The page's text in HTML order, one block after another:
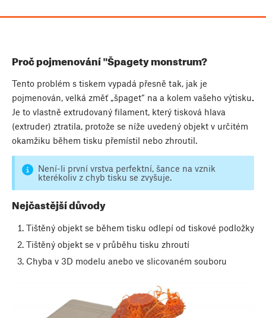
Proč pojmenování "Špagety monstrum?
Tento problém s tiskem vypadá přesně tak, jak je
pojmenován, velká změť „špaget“ na a kolem vašeho výtisku.
Je to vlastně extrudovaný filament, který tisková hlava
(extruder) ztratila, protože se níže uvedený objekt v určitém
okamžiku během tisku přemístil nebo zhroutil.
Není-li první vrstva perfektní, šance na vznik
kterékoliv z chyb tisku se zvyšuje.
Nejčastější důvody
Tištěný objekt se během tisku odlepí od tiskové podložky
Tištěný objekt se v průběhu tisku zhroutí
Chyba v 3D modelu anebo ve slicovaném souboru